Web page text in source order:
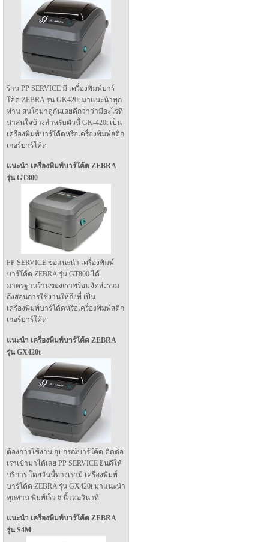
ร้าน PP SERVICE มี เครื่องพิมพ์บาร์
โค้ด ZEBRA รุ่น GK420t มาแนะนำทุก
ท่าน สนใจมาดูกันเลยดีกว่าว่ามีอะไรที่
น่าสนใจบ้างสำหรับตัวนี้ GK-420t เป็น
เครื่องพิมพ์บาร์โค้ดหรือเครื่องพิมพ์สติก
เกอร์บาร์โค้ด
แนะนำ เครื่องพิมพ์บาร์โค้ด ZEBRA
รุ่น GT800
PP SERVICE ขอแนะนำ เครื่องพิมพ์
บาร์โค้ด ZEBRA รุ่น GT800 ได้
มาตรฐานร้านของเราพร้อมจัดส่งรวม
ถึงสอนการใช้งานให้ถึงที่ เป็น
เครื่องพิมพ์บาร์โค้ดหรือเครื่องพิมพ์สติก
เกอร์บาร์โค้ด
แนะนำ เครื่องพิมพ์บาร์โค้ด ZEBRA
รุ่น GX420t
ต้องการใช้งาน อุปกรณ์บาร์โค้ด ติดต่อ
เราเข้ามาได้เลย PP SERVICE ยินดีให้
บริการ โดยวันนี้ทางเรามี เครื่องพิมพ์
บาร์โค้ด ZEBRA รุ่น GX420t มาแนะนำ
ทุกท่าน พิมพ์เร็ว 6 นิ้วต่อวินาที
แนะนำ เครื่องพิมพ์บาร์โค้ด ZEBRA
รุ่น S4M